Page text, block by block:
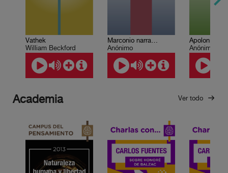
Vathek
William Beckford
Marconio narra…
Anónimo
Anónimo
Academia Ver todo